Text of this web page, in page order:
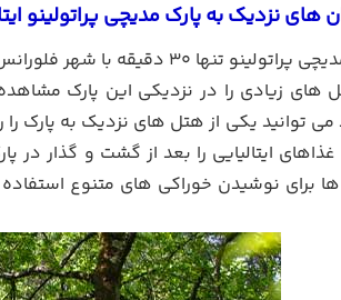
نزدیک به پارک مدیچی پراتولینو
از آنجایی که پارک مدیچی
های زیادی را در نزدیکی این پارک
توانید یکی از هتل های نزدیک به پارک را
غذاهای ایتالیایی را بعد از گشت و گذار
ها برای نوشیدن خوراکی های متنوع